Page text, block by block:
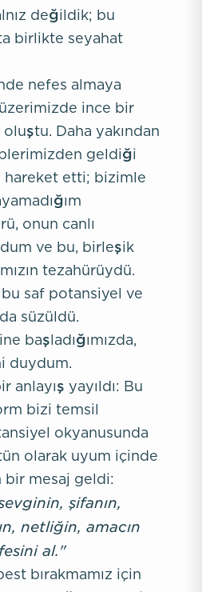
değildik; bu
birlikte seyahat
nefes almaya
üzerimizde ince bir
Daha yakından
geldiği
hareket etti; bizimle
onun canlı
ve bu, birleşik
tezahürüydü.
saf potansiyel ve
süzüldü.
başladığımızda,
duydum.
anlayış yayıldı: Bu
bizi temsil
okyanusunda
olarak uyum içinde
bir mesaj geldi:
şifanın,
netliğin, amacın
al."
bırakmamız için